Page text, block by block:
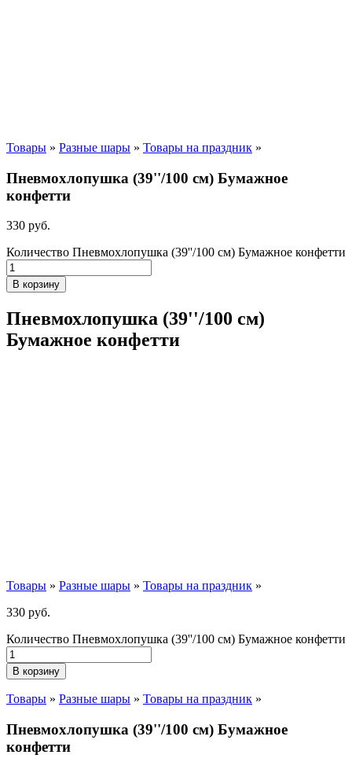
Товары » Разные шары » Товары на праздник »
Пневмохлопушка (39''/100 см) Бумажное
конфетти
330 руб.
Количество Пневмохлопушка (39''/100 см) Бумажное конфетти
В корзину
Пневмохлопушка (39''/100 см)
Бумажное конфетти
Товары » Разные шары » Товары на праздник »
330 руб.
Количество Пневмохлопушка (39''/100 см) Бумажное конфетти
В корзину
Товары » Разные шары » Товары на праздник »
Пневмохлопушка (39''/100 см) Бумажное
конфетти